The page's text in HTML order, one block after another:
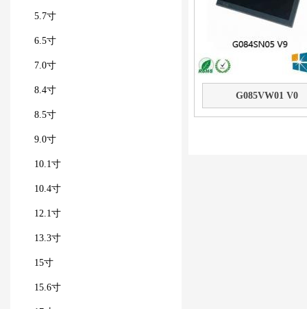
5.7寸
6.5寸
7.0寸
8.4寸
8.5寸
9.0寸
10.1寸
10.4寸
12.1寸
13.3寸
15寸
15.6寸
G085VW01 V0